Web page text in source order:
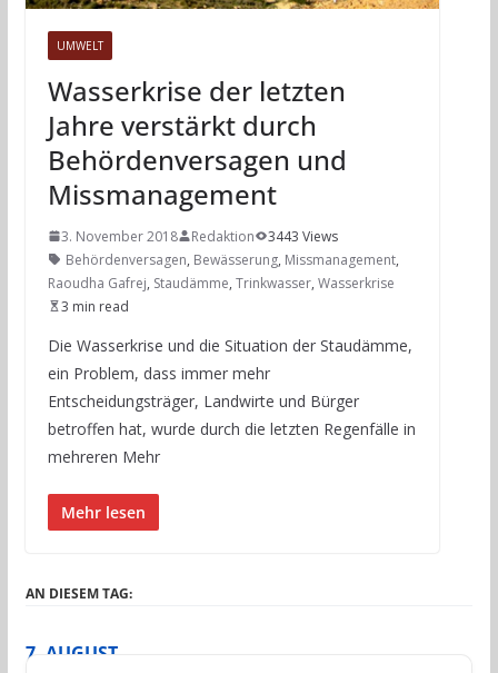
UMWELT
Wasserkrise der letzten
Jahre verstärkt durch
Behördenversagen und
Missmanagement
3. November 2018 Redaktion
3443 Views
Behördenversagen, Bewässerung, Missmanagement,
Raoudha Gafrej, Staudämme, Trinkwasser, Wasserkrise
3 min read
Die Wasserkrise und die Situation der Staudämme,
ein Problem, dass immer mehr
Entscheidungsträger, Landwirte und Bürger
betroffen hat, wurde durch die letzten Regenfälle in
mehreren Mehr
Mehr lesen
AN DIESEM TAG:
7. AUGUST